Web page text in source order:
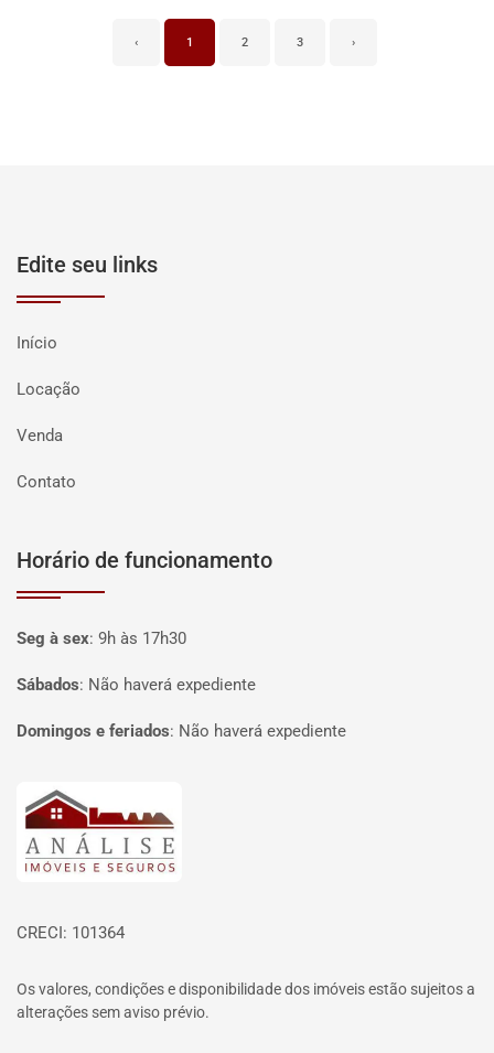
‹ 1 2 3 ›
Edite seu links
Início
Locação
Venda
Contato
Horário de funcionamento
Seg à sex: 9h às 17h30
Sábados: Não haverá expediente
Domingos e feriados: Não haverá expediente
Página inicial
CRECI: 101364
Os valores, condições e disponibilidade dos imóveis estão sujeitos a
alterações sem aviso prévio.